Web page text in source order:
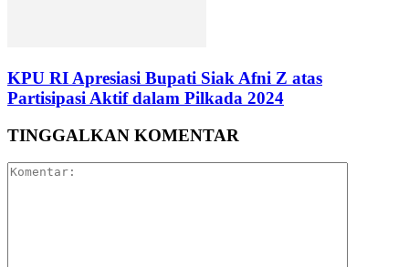
KPU RI Apresiasi Bupati Siak Afni Z atas
Partisipasi Aktif dalam Pilkada 2024
TINGGALKAN KOMENTAR